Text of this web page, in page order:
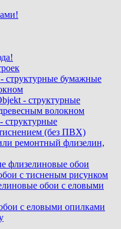
cтруктурные бумажные
- структурные
волокном
структурные
(без ПВХ)
ремонтный флизелин,
флизелиновые обои
с тисненым рисунком
обои с еловыми
с еловыми опилками